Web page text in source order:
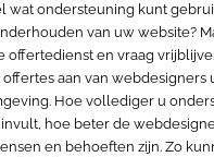
wat ondersteuning kunt
van uw website?
offertedienst en vraag
aan van webdesigners
Hoe vollediger u
hoe beter de
en behoeften zijn. Zo